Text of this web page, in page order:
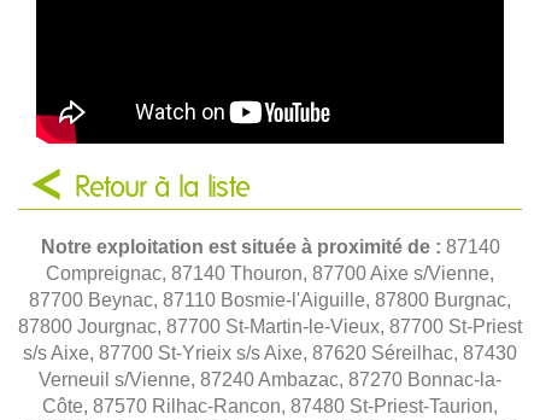
Retour à la liste
Notre exploitation est située à proximité de : 87140
Compreignac, 87140 Thouron, 87700 Aixe s/Vienne,
87700 Beynac, 87110 Bosmie-l'Aiguille, 87800 Burgnac,
87800 Jourgnac, 87700 St-Martin-le-Vieux, 87700 St-Priest
s/s Aixe, 87700 St-Yrieix s/s Aixe, 87620 Séreilhac, 87430
Verneuil s/Vienne, 87240 Ambazac, 87270 Bonnac-la-
Côte, 87570 Rilhac-Rancon, 87480 St-Priest-Taurion,